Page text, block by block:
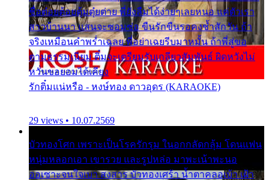
ชื่อต๋อยต้อยตุ้มตุ๋ยต่าย พี่ยังลืมได้ง่ายๆเลยหนอ แค่ตัวเรา
สาวบ้านนา แสนจะซอมซ่อ ขืนรักขืนรอคงช้ำสักวัน ถ้า
จริงเหมือนคำพร่ำเฉลย พี่อย่าเฉยรีบมาหมั้น ถ้าพี่สู่ขอ
ตามธรรมเนียม ติ๋มจะเตรียมรับเกลียวสัมพันธ์ ผิดหวังไม่
หวั่นขอยอมได้เคียง
รักติ๋มแน่หรือ - หงษ์ทอง ดาวอุดร (KARAOKE)
29 views • 10.07.2569
บัวทองโศก เพราะเป็นโรครักรุม ในอกกลัดกลุ้ม โดนแฟน
หนุ่มหลอกเอา เขารวย และรูปหล่อ มาพะเน้าพะนอ
ออเซาะจนใจเบา สงสาร บัวทองเศร้า น้ำตาคลอเบ้า เฝ้า